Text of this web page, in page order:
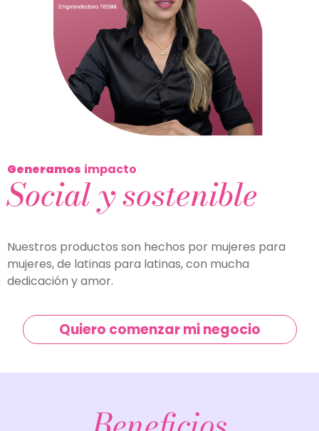
Generamos impacto
Social y sostenible
Nuestros productos son hechos por mujeres para
mujeres, de latinas para latinas, con mucha
dedicación y amor.
Quiero comenzar mi negocio